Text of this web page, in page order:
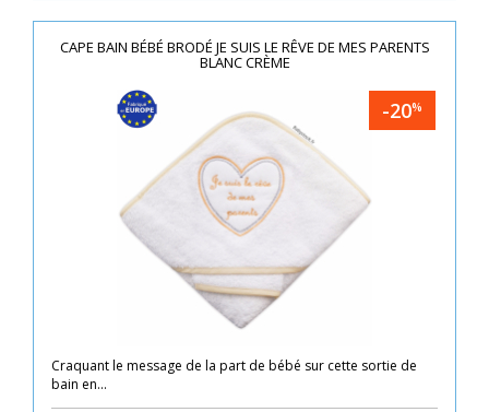
CAPE BAIN BÉBÉ BRODÉ JE SUIS LE RÊVE DE MES PARENTS
BLANC CRÈME
-20%
Craquant le message de la part de bébé sur cette sortie de
bain en...